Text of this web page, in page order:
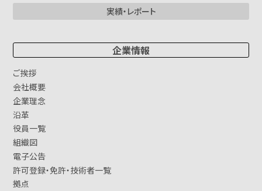
実績・レポート
企業情報
ご挨拶
会社概要
企業理念
沿革
役員一覧
組織図
電子公告
許可登録・免許・技術者一覧
拠点